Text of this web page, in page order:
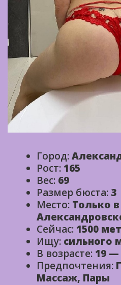
Город:
Рост: 165
Вес: 69
Размер бюста: 3
Место: Только в
Сейчас: 1500
Ищу: сильного
В возрасте: 19 —
Предпочтения:
Массаж, Пары